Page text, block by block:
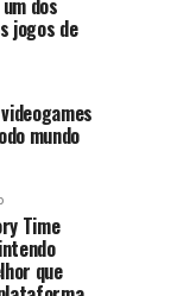
dos
jogos de
mundo
Time
que